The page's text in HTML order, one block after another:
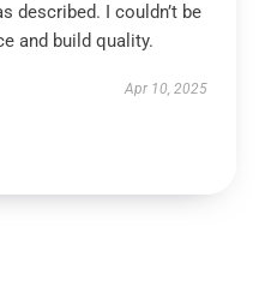
described. I couldn’t be
and build quality.
Apr 10, 2025